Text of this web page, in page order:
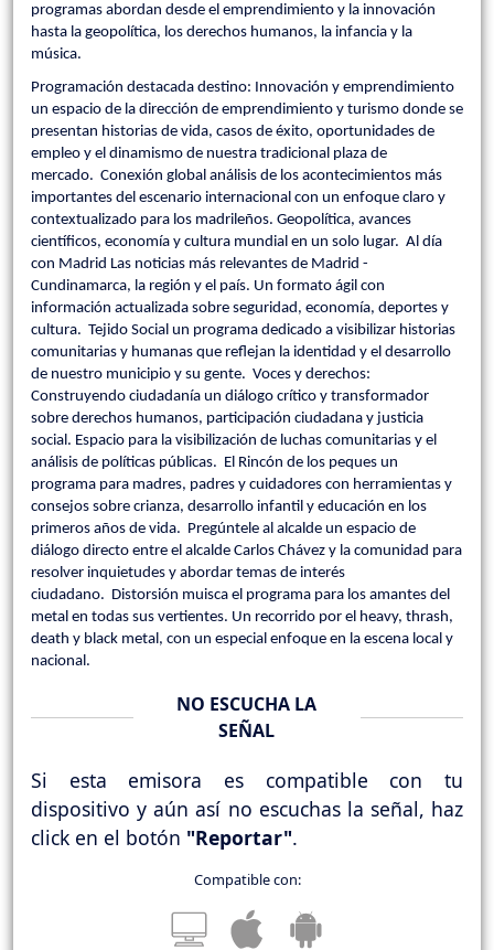
programas abordan desde el emprendimiento y la innovación
hasta la geopolítica, los derechos humanos, la infancia y la
música.
Programación destacada destino: Innovación y emprendimiento
un espacio de la dirección de emprendimiento y turismo donde se
presentan historias de vida, casos de éxito, oportunidades de
empleo y el dinamismo de nuestra tradicional plaza de
mercado. Conexión global análisis de los acontecimientos más
importantes del escenario internacional con un enfoque claro y
contextualizado para los madrileños. Geopolítica, avances
científicos, economía y cultura mundial en un solo lugar. Al día
con Madrid Las noticias más relevantes de Madrid -
Cundinamarca, la región y el país. Un formato ágil con
información actualizada sobre seguridad, economía, deportes y
cultura. Tejido Social un programa dedicado a visibilizar historias
comunitarias y humanas que reflejan la identidad y el desarrollo
de nuestro municipio y su gente. Voces y derechos:
Construyendo ciudadanía un diálogo crítico y transformador
sobre derechos humanos, participación ciudadana y justicia
social. Espacio para la visibilización de luchas comunitarias y el
análisis de políticas públicas. El Rincón de los peques un
programa para madres, padres y cuidadores con herramientas y
consejos sobre crianza, desarrollo infantil y educación en los
primeros años de vida. Pregúntele al alcalde un espacio de
diálogo directo entre el alcalde Carlos Chávez y la comunidad para
resolver inquietudes y abordar temas de interés
ciudadano. Distorsión muisca el programa para los amantes del
metal en todas sus vertientes. Un recorrido por el heavy, thrash,
death y black metal, con un especial enfoque en la escena local y
nacional.
NO ESCUCHA LA
SEÑAL
Si esta emisora es compatible con tu
dispositivo y aún así no escuchas la señal, haz
click en el botón "Reportar".
Compatible con: